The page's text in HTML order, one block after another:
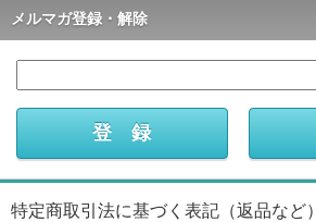
メルマガ登録・解除
特定商取引法に基づく表記（返品など）